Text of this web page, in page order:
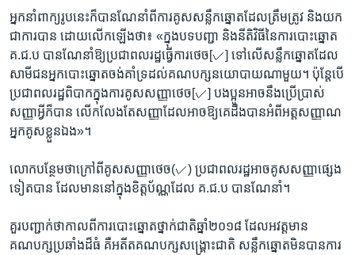
អ្នក​នាំពាក្យ​រូប​នេះ​ក៏​បាន​ណែនាំ​ពី​ការ​គូស​សន្លឹក​ឆ្នោត​ដែល​ត្រឹម​ត្រូវ និង​យក​
ជា​ការ​បាន​ ដោយ​លើក​ឡើង​ថា៖ «ក្នុង​បទ​បញ្ជា និង​នីតិ​វិធី​នៃ​ការ​បោះ​ឆ្នោត​
គ.ជ.ប បាន​ណែនាំ​ឱ្យ​ប្រជា​ពលរដ្ឋ​ធ្វើ​ការ​ថេច[✓] ទៅ​លើ​សន្លឹក​ឆ្នោត​ដែល​
សាមី​ជន​អ្នក​បោះឆ្នោត​ចង់​គាំទ្រ​ដល់​គណបក្ស​នយោបាយ​ណា​មួយ។ ប៉ុន្តែ​បើ​
ប្រជា​ពលរដ្ឋ​ពិបាក​ក្នុង​ការ​គូស​សញ្ញា​ថេច[✓] បង​ប្អូន​អាច​នឹង​ប្រើ​ប្រាស់​
សញ្ញា​អ្វី​ក៏​បាន លើក​លែង​តែ​សញ្ញា​ដែល​អាច​ឱ្យ​គេ​ដឹង​បាន​អំពី​អត្ត​សញ្ញាណ​
អ្នក​គូស​ខ្លួន​ឯង»។
លោក​បន្ថែម​ថា​ក្រៅ​ពី​គូស​សញ្ញា​ថេច​(✓) ប្រជា​ពលរដ្ឋ​អាច​គូស​សញ្ញា​ផ្សេង​
ទៀត​បាន​ ដែល​មាន​នៅ​ក្នុង​ខិត្តប័ណ្ណ​ដែល គ.ជ.ប បាន​ណែនាំ។
គួរ​បញ្ជាក់​ថា​កាល​ពី​ការ​បោះឆ្នោត​ថ្នាក់​ជាតិ​ឆ្នាំ​២០១៨ ដែល​អវត្តមាន​
គណបក្ស​ប្រឆាំង​ដ៏​ធំ ​គឺ​អតីត​គណបក្ស​សង្គ្រោះ​ជាតិ ​សន្លឹក​ឆ្នោត​មិន​បាន​ការ​